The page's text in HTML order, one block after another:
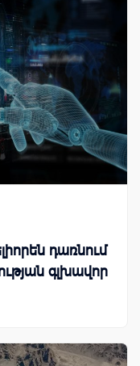
դառնում
գլխավոր